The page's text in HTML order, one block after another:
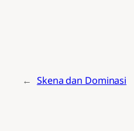
← Skena dan Dominasi